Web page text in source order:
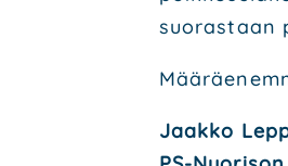
suo­ras­taan
Jaak­ko